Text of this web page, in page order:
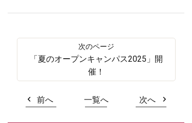
「夏のオープンキャンパス2025」開
催！
前へ 一覧へ 次へ